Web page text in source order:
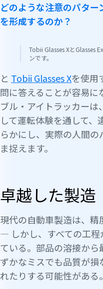
どのような注意のパタ
を形成するのか？
Tobii Glasses XとGlasses
ンです。
と Tobii Glasses Xを使用
問に答えることが容易に
ブル・アイトラッカー
して運転体験を通して
らかにし、実際の人間
ま捉えます。
卓越した製造
現代の自動車製造は、精
— しかし、すべての工
ている。部品の溶接か
ずかなミスでも品質が
れたりする可能性がある。